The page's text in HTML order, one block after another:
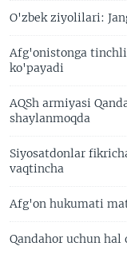
O'zbek ziyolilari:
Afg'onistonga
ko'payadi
AQSh armiyasi
shaylanmoqda
Siyosatdonlar
vaqtincha
Afg'on hukumati
Qandahor uchun